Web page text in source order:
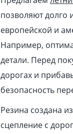
позволяют
европейской и
Например,
детали. Перед
дорогах и
безопасность
Резина создана
сцепление с